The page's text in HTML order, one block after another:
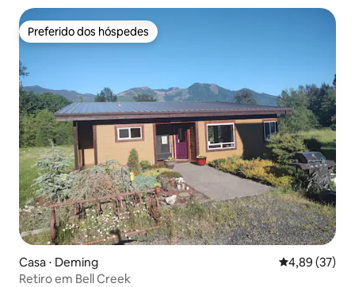
Preferido dos hóspedes
Preferido dos hóspedes
Casa ⋅ Deming 4,89 de uma
4,89 (37)
Retiro em Bell Creek